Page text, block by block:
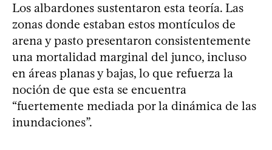
Los albardones sustentaron esta teoría. Las
zonas donde estaban estos montículos de
arena y pasto presentaron consistentemente
una mortalidad marginal del junco, incluso
en áreas planas y bajas, lo que refuerza la
noción de que esta se encuentra
“fuertemente mediada por la dinámica de las
inundaciones”.